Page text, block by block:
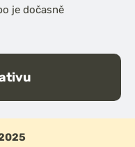
je dočasně